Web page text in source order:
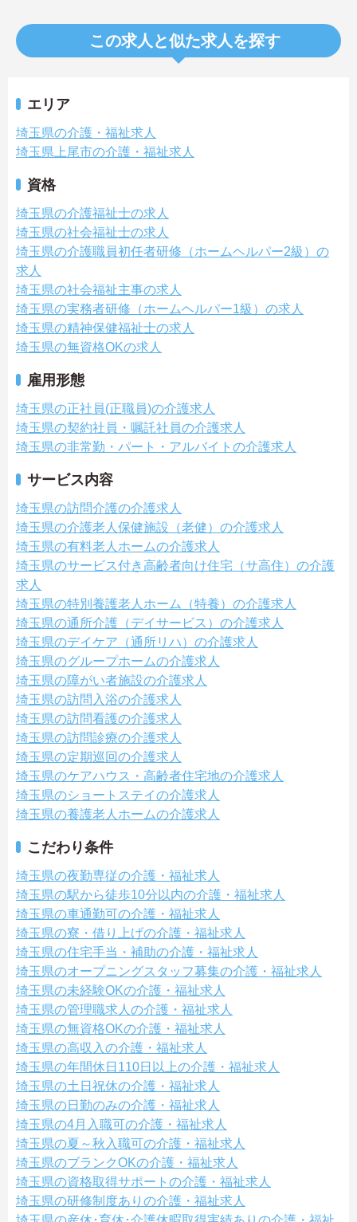
この求人と似た求人を探す
エリア
埼玉県の介護・福祉求人
埼玉県上尾市の介護・福祉求人
資格
埼玉県の介護福祉士の求人
埼玉県の社会福祉士の求人
埼玉県の介護職員初任者研修（ホームヘルパー2級）の
求人
埼玉県の社会福祉主事の求人
埼玉県の実務者研修（ホームヘルパー1級）の求人
埼玉県の精神保健福祉士の求人
埼玉県の無資格OKの求人
雇用形態
埼玉県の正社員(正職員)の介護求人
埼玉県の契約社員・嘱託社員の介護求人
埼玉県の非常勤・パート・アルバイトの介護求人
サービス内容
埼玉県の訪問介護の介護求人
埼玉県の介護老人保健施設（老健）の介護求人
埼玉県の有料老人ホームの介護求人
埼玉県のサービス付き高齢者向け住宅（サ高住）の介護
求人
埼玉県の特別養護老人ホーム（特養）の介護求人
埼玉県の通所介護（デイサービス）の介護求人
埼玉県のデイケア（通所リハ）の介護求人
埼玉県のグループホームの介護求人
埼玉県の障がい者施設の介護求人
埼玉県の訪問入浴の介護求人
埼玉県の訪問看護の介護求人
埼玉県の訪問診療の介護求人
埼玉県の定期巡回の介護求人
埼玉県のケアハウス・高齢者住宅地の介護求人
埼玉県のショートステイの介護求人
埼玉県の養護老人ホームの介護求人
こだわり条件
埼玉県の夜勤専従の介護・福祉求人
埼玉県の駅から徒歩10分以内の介護・福祉求人
埼玉県の車通勤可の介護・福祉求人
埼玉県の寮・借り上げの介護・福祉求人
埼玉県の住宅手当・補助の介護・福祉求人
埼玉県のオープニングスタッフ募集の介護・福祉求人
埼玉県の未経験OKの介護・福祉求人
埼玉県の管理職求人の介護・福祉求人
埼玉県の無資格OKの介護・福祉求人
埼玉県の高収入の介護・福祉求人
埼玉県の年間休日110日以上の介護・福祉求人
埼玉県の土日祝休の介護・福祉求人
埼玉県の日勤のみの介護・福祉求人
埼玉県の4月入職可の介護・福祉求人
埼玉県の夏～秋入職可の介護・福祉求人
埼玉県のブランクOKの介護・福祉求人
埼玉県の資格取得サポートの介護・福祉求人
埼玉県の研修制度ありの介護・福祉求人